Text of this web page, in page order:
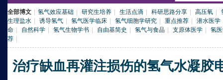
全部博文 氢气效应基础 研究生培养 生活点滴 科研思路分享 高压氧
生理盐水
诱导氢气 氢气医学临床 氢气细胞学研究 重点推荐
潜水医学
命
自然科学 氢气生物学书 自由基简史 氢气与食品 支原体医学
氢
荐
治疗缺血再灌注损伤的氢气水凝胶